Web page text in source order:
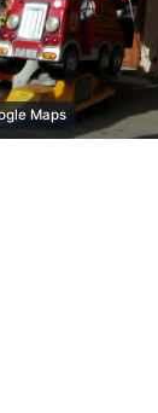
Maps